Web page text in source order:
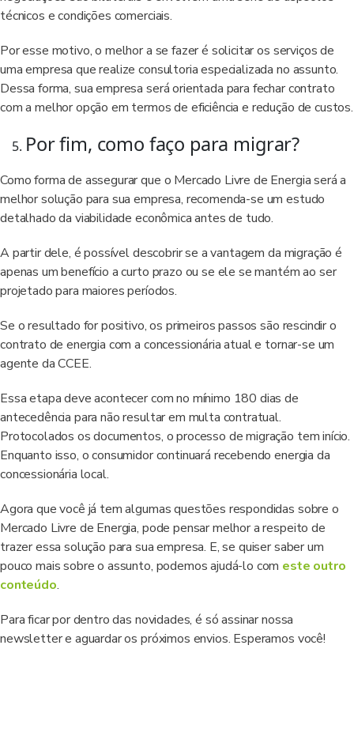
técnicos e condições comerciais.
Por esse motivo, o melhor a se fazer é solicitar os serviços de
uma empresa que realize consultoria especializada no assunto.
Dessa forma, sua empresa será orientada para fechar contrato
com a melhor opção em termos de eficiência e redução de custos.
Por fim, como faço para migrar?
Como forma de assegurar que o Mercado Livre de Energia será a
melhor solução para sua empresa, recomenda-se um estudo
detalhado da viabilidade econômica antes de tudo.
A partir dele, é possível descobrir se a vantagem da migração é
apenas um benefício a curto prazo ou se ele se mantém ao ser
projetado para maiores períodos.
Se o resultado for positivo, os primeiros passos são rescindir o
contrato de energia com a concessionária atual e tornar-se um
agente da CCEE.
Essa etapa deve acontecer com no mínimo 180 dias de
antecedência para não resultar em multa contratual.
Protocolados os documentos, o processo de migração tem início.
Enquanto isso, o consumidor continuará recebendo energia da
concessionária local.
Agora que você já tem algumas questões respondidas sobre o
Mercado Livre de Energia, pode pensar melhor a respeito de
trazer essa solução para sua empresa. E, se quiser saber um
pouco mais sobre o assunto, podemos ajudá-lo com este outro
conteúdo.
Para ficar por dentro das novidades, é só assinar nossa
newsletter e aguardar os próximos envios. Esperamos você!